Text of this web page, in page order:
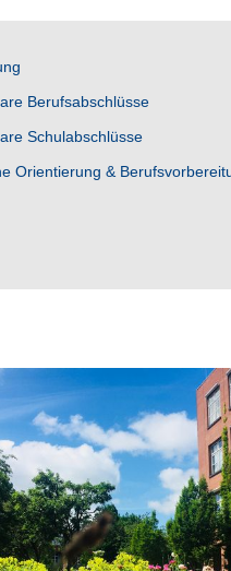
Berufsabschlüsse
Schulabschlüsse
Orientierung &